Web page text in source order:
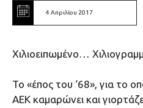
4 Απριλίου 2017
Χιλιοειπωμένο…
Το «έπος του ‘68», για το
ΑΕΚ καμαρώνει και